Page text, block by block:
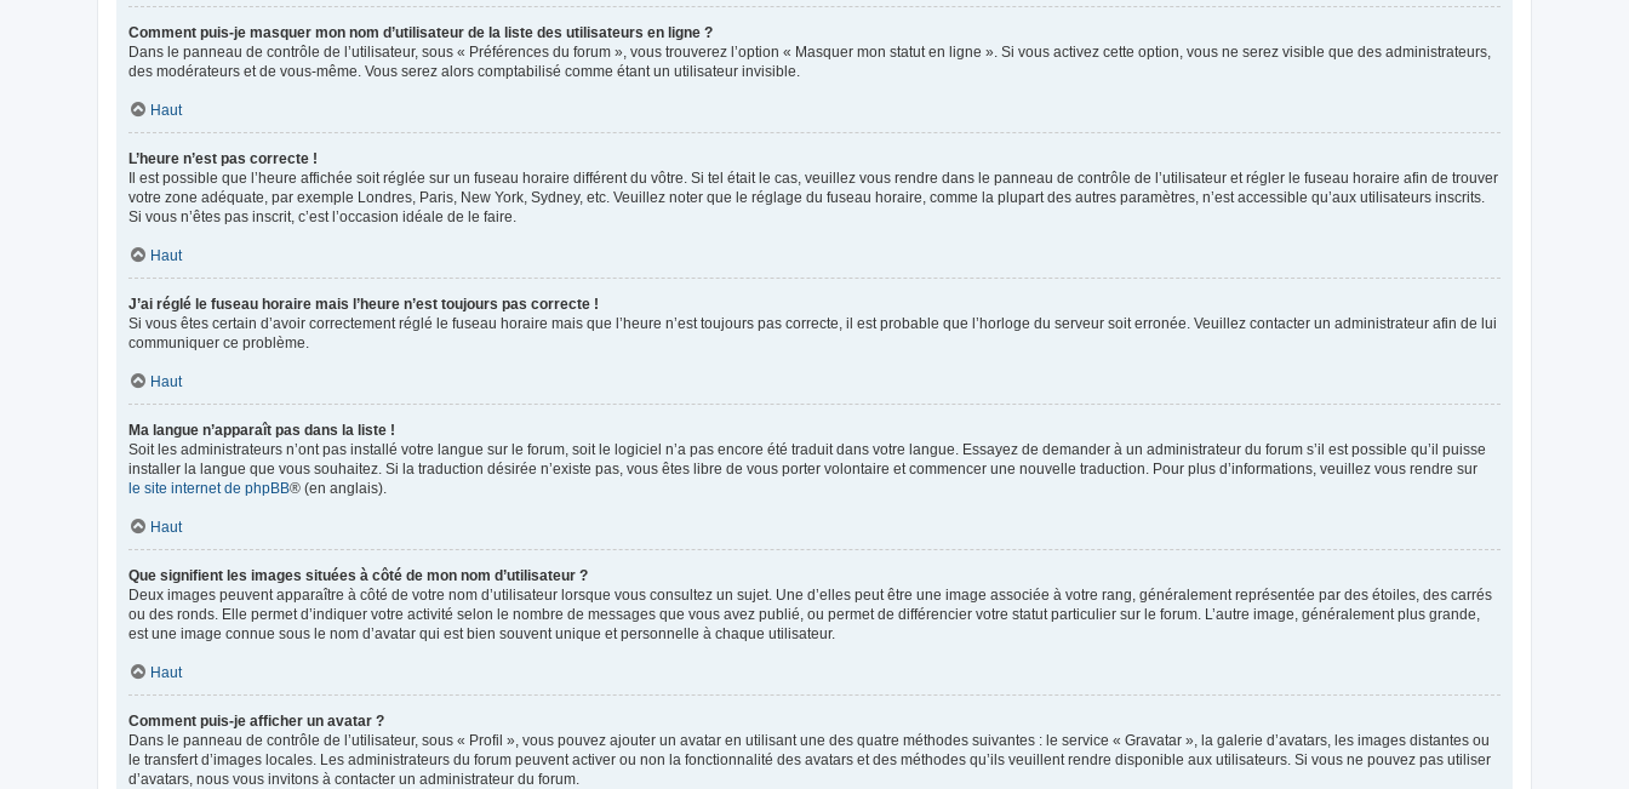
Comment puis-je masquer mon nom d’utilisateur de la liste des utilisateurs en ligne ?
Dans le panneau de contrôle de l’utilisateur, sous « Préférences du forum », vous trouverez l’option « Masquer mon statut en ligne ». Si vous activez cette option, vous ne serez visible que des administrateurs,
des modérateurs et de vous-même. Vous serez alors comptabilisé comme étant un utilisateur invisible.
Haut
L’heure n’est pas correcte !
Il est possible que l’heure affichée soit réglée sur un fuseau horaire différent du vôtre. Si tel était le cas, veuillez vous rendre dans le panneau de contrôle de l’utilisateur et régler le fuseau horaire afin de trouver
votre zone adéquate, par exemple Londres, Paris, New York, Sydney, etc. Veuillez noter que le réglage du fuseau horaire, comme la plupart des autres paramètres, n’est accessible qu’aux utilisateurs inscrits.
Si vous n’êtes pas inscrit, c’est l’occasion idéale de le faire.
Haut
J’ai réglé le fuseau horaire mais l’heure n’est toujours pas correcte !
Si vous êtes certain d’avoir correctement réglé le fuseau horaire mais que l’heure n’est toujours pas correcte, il est probable que l’horloge du serveur soit erronée. Veuillez contacter un administrateur afin de lui
communiquer ce problème.
Haut
Ma langue n’apparaît pas dans la liste !
Soit les administrateurs n’ont pas installé votre langue sur le forum, soit le logiciel n’a pas encore été traduit dans votre langue. Essayez de demander à un administrateur du forum s’il est possible qu’il puisse
installer la langue que vous souhaitez. Si la traduction désirée n’existe pas, vous êtes libre de vous porter volontaire et commencer une nouvelle traduction. Pour plus d’informations, veuillez vous rendre sur
le site internet de phpBB® (en anglais).
Haut
Que signifient les images situées à côté de mon nom d’utilisateur ?
Deux images peuvent apparaître à côté de votre nom d’utilisateur lorsque vous consultez un sujet. Une d’elles peut être une image associée à votre rang, généralement représentée par des étoiles, des carrés
ou des ronds. Elle permet d’indiquer votre activité selon le nombre de messages que vous avez publié, ou permet de différencier votre statut particulier sur le forum. L’autre image, généralement plus grande,
est une image connue sous le nom d’avatar qui est bien souvent unique et personnelle à chaque utilisateur.
Haut
Comment puis-je afficher un avatar ?
Dans le panneau de contrôle de l’utilisateur, sous « Profil », vous pouvez ajouter un avatar en utilisant une des quatre méthodes suivantes : le service « Gravatar », la galerie d’avatars, les images distantes ou
le transfert d’images locales. Les administrateurs du forum peuvent activer ou non la fonctionnalité des avatars et des méthodes qu’ils veuillent rendre disponible aux utilisateurs. Si vous ne pouvez pas utiliser
d’avatars, nous vous invitons à contacter un administrateur du forum.